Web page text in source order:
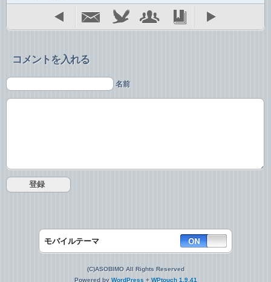
コメントを入れる
名前
モバイルテーマ
(C)ASOBIMO All Rights Reserved
Powered by WordPress + WPtouch 1.9.41